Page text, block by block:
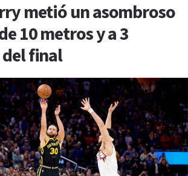
metió un asombroso
10 metros y a 3
final